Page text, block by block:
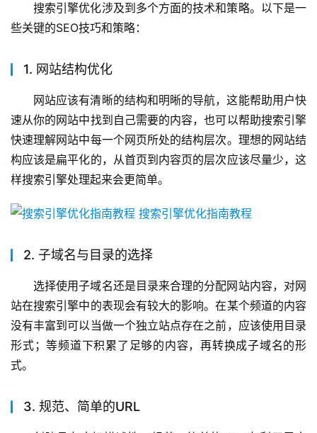
搜索引擎优化涉及到多个方面的技术和策略。以下是一
些关键的SEO技巧和策略：
1. 网站结构优化
网站应该有清晰的结构和明晰的导航，这能帮助用户快
速从你的网站中找到自己需要的内容，也可以帮助搜索引擎
快速理解网站中每一个网页所处的结构层次。理想的网站结
构应该是扁平化的，从首页到内容页的层次应该尽量少，这
样搜索引擎处理起来会更简单。
2. 子域名与目录的选择
选择使用子域名还是目录来合理的分配网站内容，对网
站在搜索引擎中的表现会有较大的影响。在某个频道的内容
没有丰富到可以当做一个独立站点存在之前，应该使用目录
形式；等频道下积累了足够的内容，再转换成子域名的形
式。
3. 规范、简单的URL